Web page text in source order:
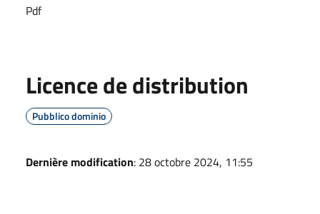
Pdf
Licence de distribution
Pubblico dominio
Dernière modification: 28 octobre 2024, 11:55